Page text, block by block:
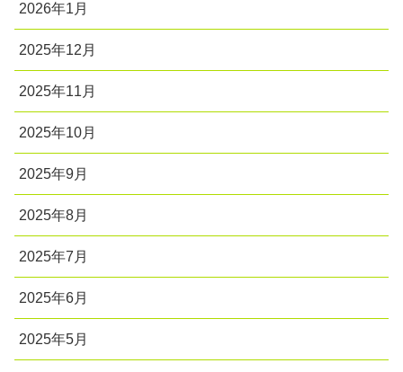
2026年1月
2025年12月
2025年11月
2025年10月
2025年9月
2025年8月
2025年7月
2025年6月
2025年5月